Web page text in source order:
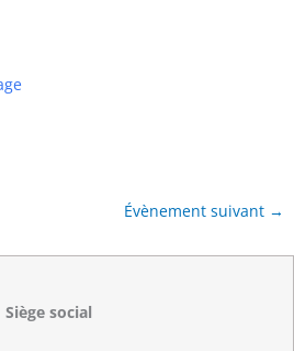
Évènement suivant →
Siège social